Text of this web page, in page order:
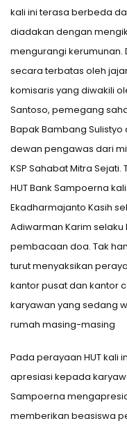
kali ini terasa berbeda
diadakan dengan
mengurangi kerumunan.
secara terbatas oleh
komisaris yang diwakili
Santoso, pemegang
Bapak Bambang
dewan pengawas dari
KSP Sahabat Mitra
HUT Bank Sampoerna
Ekadharmajanto Kasih
Adiwarman Karim
pembacaan doa. Tak
turut menyaksikan
kantor pusat dan kantor
karyawan yang sedang
rumah masing-masing
Pada perayaan HUT kali
apresiasi kepada
Sampoerna
memberikan beasiswa